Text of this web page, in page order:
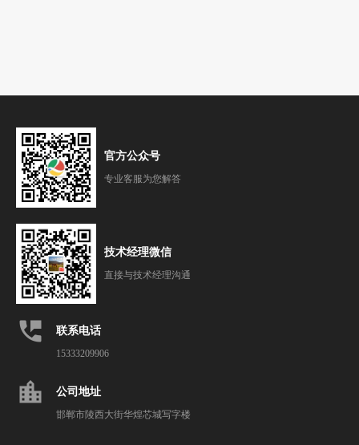
官方公众号
专业客服为您解答
技术经理微信
直接与技术经理沟通
perm_phone_msg 联系电话
15333209906
location_city 公司地址
邯郸市陵西大街华煌芯城写字楼